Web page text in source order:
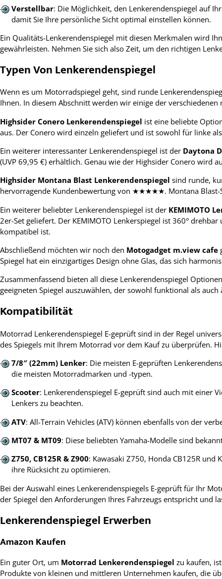
Verstellbar: Die Möglichkeit, den Lenkerendenspiegel auf
damit Sie Ihre persönliche Sicht optimal einstellen können.
Ein Qualitäts-Lenkerendenspiegel mit diesen Merkmalen wird
gewährleisten. Nehmen Sie sich also Zeit, um den richtigen
Typen Von Lenkerendenspiegel
Wenn es um Motorradspiegel geht, sind runde
Ihnen. In diesem Abschnitt werden wir einige der
Highsider Conero Lenkerendenspiegel ist eine beliebte
aus. Der Conero wird einzeln geliefert und ist sowohl für linke
Ein weiterer interessanter Lenkerendenspiegel ist der Daytona
(UVP 69,95 €) erhältlich. Genau wie der Highsider Conero wird
Highsider Montana Blast Lenkerendenspiegel sind runde,
hervorragende Kundenbewertung von ★★★★★. Montana Blast-
Ein weiterer beliebter Lenkerendenspiegel ist der KEMIMOTO
2er-Set geliefert. Der KEMIMOTO Lenkerspiegel ist 360°
kompatibel ist.
Abschließend möchten wir noch den Motogadget m.view cafe
Spiegel hat ein einzigartiges Design ohne Glas, das sich
Zusammenfassend bieten all diese Lenkerendenspiegel
geeigneten Spiegel auszuwählen, der sowohl funktional als
Kompatibilität
Motorrad Lenkerendenspiegel E-geprüft sind in der Regel
des Spiegels mit Ihrem Motorrad vor dem Kauf zu überprüfen.
7/8″ (22mm) Lenker: Die meisten E-geprüften
die meisten Motorradmarken und -typen.
Scooter: Lenkerendenspiegel E-geprüft sind auch mit einer
Lenkers zu beachten.
ATV: All-Terrain Vehicles (ATV) können ebenfalls von der
MT07 & MT09: Diese beliebten Yamaha-Modelle sind
Z750, CB125R & Z900: Kawasaki Z750, Honda CB125R
ihre Rücksicht zu optimieren.
Bei der Auswahl eines Lenkerendenspiegels E-geprüft für Ihr
der Spiegel den Anforderungen Ihres Fahrzeugs entspricht und
Lenkerendenspiegel Erwerben
Amazon Kaufen
Ein guter Ort, um Motorrad Lenkerendenspiegel zu kaufen,
Produkte von kleinen und mittleren Unternehmen kaufen, die